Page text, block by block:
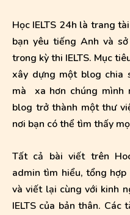
Học IELTS 24h là trang
bạn yêu tiếng Anh và
trong kỳ thi IELTS. Mục
xây dựng một blog chia
mà xa hơn chúng mình
blog trở thành một thư
nơi bạn có thể tìm thấy
Tất cả bài viết trên
admin tìm hiểu, tổng
và viết lại cùng với kinh
IELTS của bản thân.